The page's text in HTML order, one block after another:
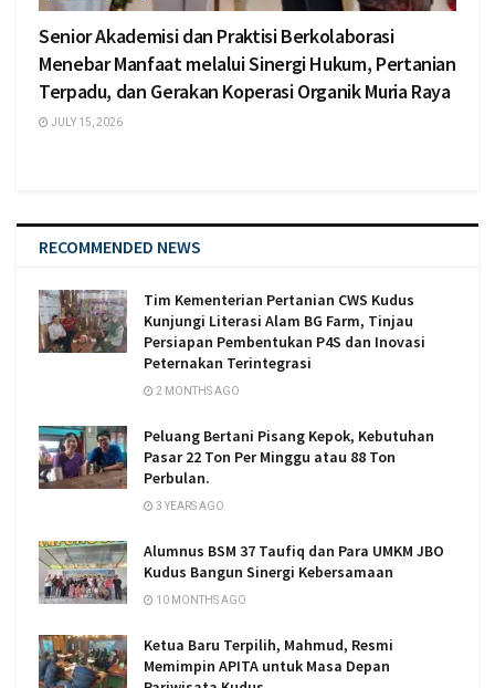
Senior Akademisi dan Praktisi Berkolaborasi
Menebar Manfaat melalui Sinergi Hukum, Pertanian
Terpadu, dan Gerakan Koperasi Organik Muria Raya
JULY 15, 2026
RECOMMENDED NEWS
Tim Kementerian Pertanian CWS Kudus
Kunjungi Literasi Alam BG Farm, Tinjau
Persiapan Pembentukan P4S dan Inovasi
Peternakan Terintegrasi
2 MONTHS AGO
Peluang Bertani Pisang Kepok, Kebutuhan
Pasar 22 Ton Per Minggu atau 88 Ton
Perbulan.
3 YEARS AGO
Alumnus BSM 37 Taufiq dan Para UMKM JBO
Kudus Bangun Sinergi Kebersamaan
10 MONTHS AGO
Ketua Baru Terpilih, Mahmud, Resmi
Memimpin APITA untuk Masa Depan